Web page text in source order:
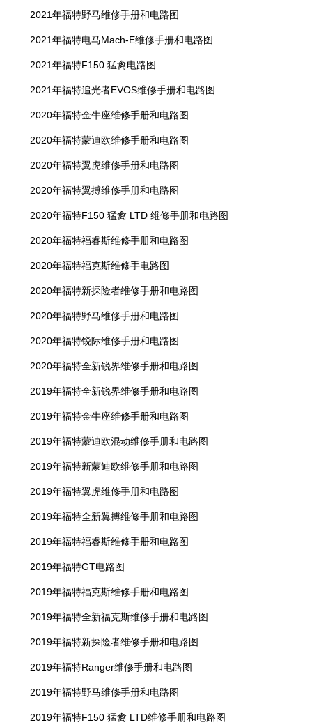
2021年福特野马维修手册和电路图
2021年福特电马Mach-E维修手册和电路图
2021年福特F150 猛禽电路图
2021年福特追光者EVOS维修手册和电路图
2020年福特金牛座维修手册和电路图
2020年福特蒙迪欧维修手册和电路图
2020年福特翼虎维修手册和电路图
2020年福特翼搏维修手册和电路图
2020年福特F150 猛禽 LTD 维修手册和电路图
2020年福特福睿斯维修手册和电路图
2020年福特福克斯维修手电路图
2020年福特新探险者维修手册和电路图
2020年福特野马维修手册和电路图
2020年福特锐际维修手册和电路图
2020年福特全新锐界维修手册和电路图
2019年福特全新锐界维修手册和电路图
2019年福特金牛座维修手册和电路图
2019年福特蒙迪欧混动维修手册和电路图
2019年福特新蒙迪欧维修手册和电路图
2019年福特翼虎维修手册和电路图
2019年福特全新翼搏维修手册和电路图
2019年福特福睿斯维修手册和电路图
2019年福特GT电路图
2019年福特福克斯维修手册和电路图
2019年福特全新福克斯维修手册和电路图
2019年福特新探险者维修手册和电路图
2019年福特Ranger维修手册和电路图
2019年福特野马维修手册和电路图
2019年福特F150 猛禽 LTD维修手册和电路图